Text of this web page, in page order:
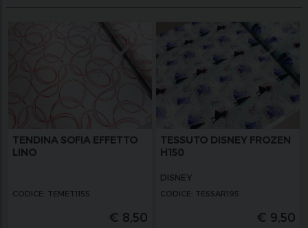
TENDINA SOFIA EFFETTO
LINO
CODICE: TEMET1155
€ 8,50
TESSUTO DISNEY FROZEN
H150
DISNEY
CODICE: TESSAR195
€ 9,50